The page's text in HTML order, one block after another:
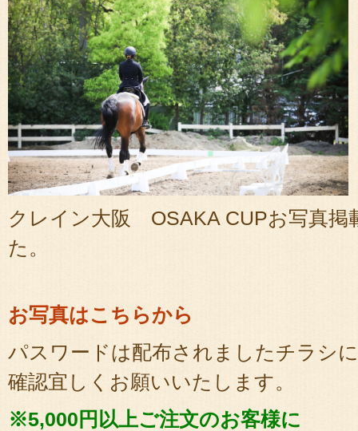
クレイン大阪 OSAKA CUPお写真掲
た。
お写真はこちらから
パスワードは配布されましたチラシ
確認宜しくお願いいたします。
※5,000円以上ご注文のお客様に